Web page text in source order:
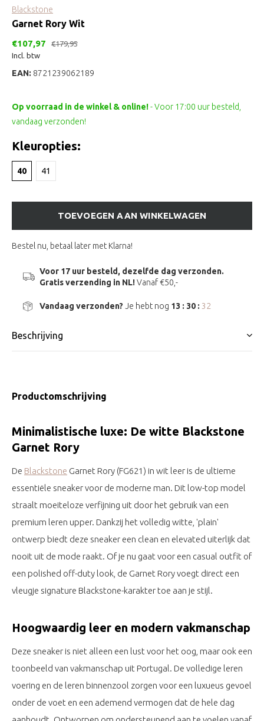
Blackstone
Garnet Rory Wit
€107,97
€179,95
Incl. btw
EAN: 8721239062189
Op voorraad in de winkel & online!- Voor 17:00 uur besteld,
vandaag verzonden!
Kleuropties:
40 41
TOEVOEGEN AAN WINKELWAGEN
Bestel nu, betaal later met Klarna!
Voor 17 uur besteld, dezelfde dag verzonden.
Gratis verzending in NL!Vanaf €50,-
Vandaag verzonden? Je hebt nog 13 : 30 : 32
Beschrijving
Productomschrijving
Minimalistische luxe: De witte Blackstone
Garnet Rory
De Blackstone Garnet Rory (FG621) in wit leer is de ultieme
essentiële sneaker voor de moderne man. Dit low-top model
straalt moeiteloze verfijning uit door het gebruik van een
premium leren upper. Dankzij het volledig witte, 'plain'
ontwerp biedt deze sneaker een clean en elevated uiterlijk dat
nooit uit de mode raakt. Of je nu gaat voor een casual outfit of
een polished off-duty look, de Garnet Rory voegt direct een
vleugje signature Blackstone-karakter toe aan je stijl.
Hoogwaardig leer en modern vakmanschap
Deze sneaker is niet alleen een lust voor het oog, maar ook een
toonbeeld van vakmanschap uit Portugal. De volledige leren
voering en de leren binnenzool zorgen voor een luxueus gevoel
onder de voet en een ademend vermogen dat de hele dag